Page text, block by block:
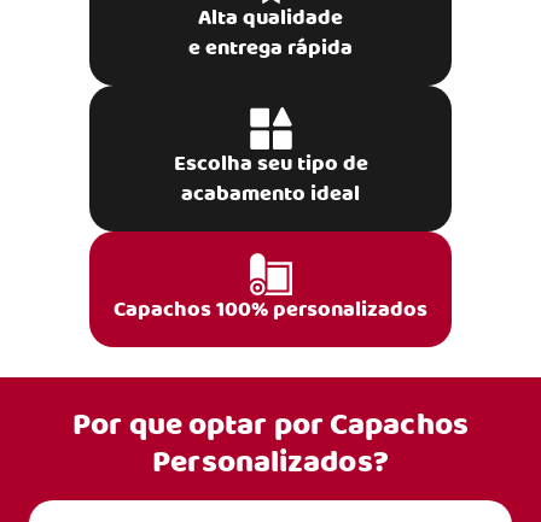
Alta qualidade
e entrega rápida
Escolha seu tipo de
acabamento ideal
Capachos 100% personalizados
Por que optar porCapachos
Personalizados?